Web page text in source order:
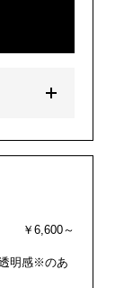
￥6,600～
明感※のあ